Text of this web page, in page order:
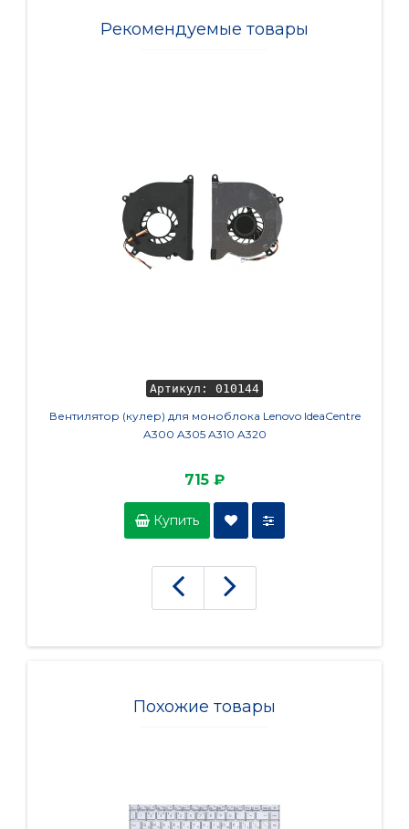
Рекомендуемые товары
Артикул: 010144
Вентилятор (кулер) для моноблока Lenovo IdeaCentre
A300 A305 A310 A320
715 ₽
Купить
Похожие товары